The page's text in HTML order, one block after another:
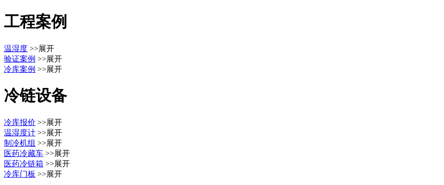
工程案例
温湿度 >>展开
验证案例 >>展开
冷库案例 >>展开
冷链设备
冷库报价 >>展开
温湿度计 >>展开
制冷机组 >>展开
医药冷藏车 >>展开
医药冷链箱 >>展开
冷库门板 >>展开